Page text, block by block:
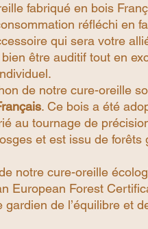
fabriqué en bois
réfléchi en
qui sera votre
être auditif tout en
de notre cure-oreille
. Ce bois a été
au tournage de
et est issu de forêts
notre cure-oreille
European Forest
de l’équilibre et